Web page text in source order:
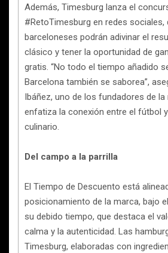
Además, Timesburg lanza el
#RetoTimesburg en redes sociales,
barceloneses podrán adivinar el
clásico y tener la oportunidad de
gratis. “No todo el tiempo añadido
Barcelona también se saborea”,
Ibáñez, uno de los fundadores de la
enfatiza la conexión entre el fútbol
culinario.
Del campo a la parrilla
El Tiempo de Descuento está
posicionamiento de la marca, bajo
su debido tiempo, que destaca el
calma y la autenticidad. Las
Timesburg, elaboradas con